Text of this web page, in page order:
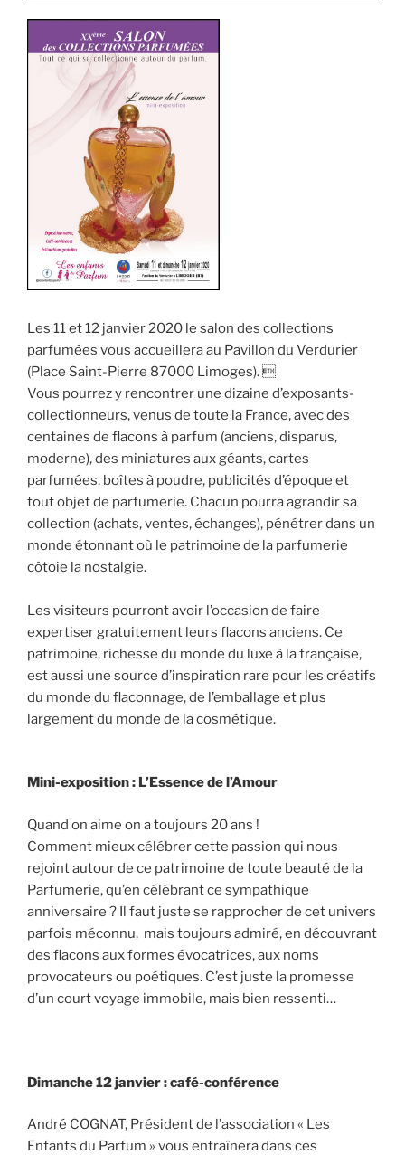
Les 11 et 12 janvier 2020 le salon des collections
parfumées vous accueillera au Pavillon du Verdurier
(Place Saint-Pierre 87000 Limoges). 
Vous pourrez y rencontrer une dizaine d’exposants-
collectionneurs, venus de toute la France, avec des
centaines de flacons à parfum (anciens, disparus,
moderne), des miniatures aux géants, cartes
parfumées, boîtes à poudre, publicités d’époque et
tout objet de parfumerie. Chacun pourra agrandir sa
collection (achats, ventes, échanges), pénétrer dans un
monde étonnant où le patrimoine de la parfumerie
côtoie la nostalgie.
Les visiteurs pourront avoir l’occasion de faire
expertiser gratuitement leurs flacons anciens. Ce
patrimoine, richesse du monde du luxe à la française,
est aussi une source d’inspiration rare pour les créatifs
du monde du flaconnage, de l’emballage et plus
largement du monde de la cosmétique.
Mini-exposition : L’Essence de l’Amour
Quand on aime on a toujours 20 ans !
Comment mieux célébrer cette passion qui nous
rejoint autour de ce patrimoine de toute beauté de la
Parfumerie, qu’en célébrant ce sympathique
anniversaire ? Il faut juste se rapprocher de cet univers
parfois méconnu, mais toujours admiré, en découvrant
des flacons aux formes évocatrices, aux noms
provocateurs ou poétiques. C’est juste la promesse
d’un court voyage immobile, mais bien ressenti…
Dimanche 12 janvier : café-conférence
André COGNAT, Président de l’association « Les
Enfants du Parfum » vous entraînera dans ces